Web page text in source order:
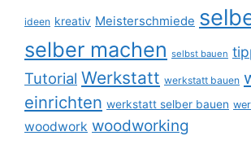
ideen kreativ Meisterschmiede
selber machen selbst bauen
Tutorial Werkstatt werkstatt bauen
einrichten werkstatt selber bauen
woodwork woodworking